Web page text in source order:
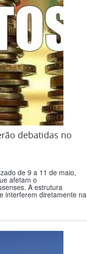
debatidas no
de 9 a 11 de maio,
afetam o
A estrutura
interferem diretamente na